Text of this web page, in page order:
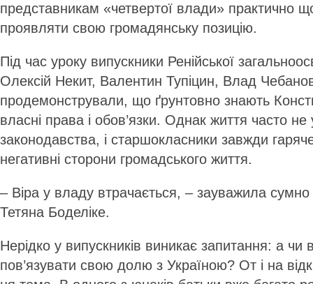
представникам «четвертої влади» практично
проявляти свою громадянську позицію.
Під час уроку випускники Ренійської
Олексій Некит, Валентин Тупіцин, Влад
продемонстрували, що ґрунтовно знають
власні права і обов’язки. Однак життя часто
законодавства, і старшокласники завжди
негативні сторони громадського життя.
– Віра у владу втрачається, – зауважила сумно
Тетяна Боделіке.
Нерідко у випускників виникає запитання: а чи
пов’язувати свою долю з Україною? От і на